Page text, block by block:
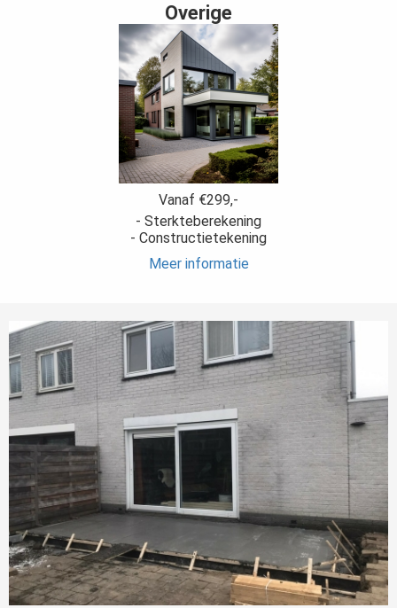
Overige
Vanaf €299,-
- Sterkteberekening
- Constructietekening
Meer informatie